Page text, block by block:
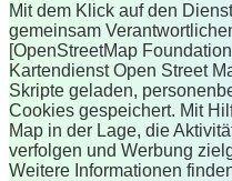
Mit dem Klick auf den
gemeinsam
[OpenStreetMap
Kartendienst Open Street
Skripte geladen,
Cookies gespeichert. Mit
Map in der Lage, die
verfolgen und Werbung
Weitere Informationen